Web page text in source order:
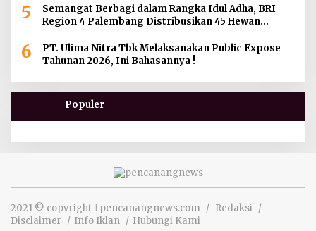
5
Semangat Berbagi dalam Rangka Idul Adha, BRI
Region 4 Palembang Distribusikan 45 Hewan
Jambi dan Kepulauan Bangka
6
PT. Ulima Nitra Tbk Melaksanakan Public Expose
Tahunan 2026, Ini Bahasannya !
Populer
2021 © copyright ‖ pencanangnews.com
Redaksi
Disclaimer
Info Iklan Hubungi Kami